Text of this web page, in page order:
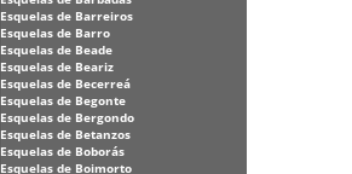
Esquelas de Barreiros
Esquelas de Barro
Esquelas de Beade
Esquelas de Beariz
Esquelas de Becerreá
Esquelas de Begonte
Esquelas de Bergondo
Esquelas de Betanzos
Esquelas de Boborás
Esquelas de Boimorto